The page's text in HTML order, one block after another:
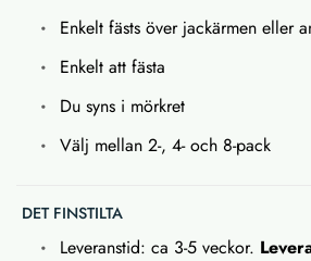
Enkelt fästs över jackärmen eller
Enkelt att fästa
Du syns i mörkret
Välj mellan 2-, 4- och 8-pack
DET FINSTILTA
Leveranstid: ca 3-5 veckor.